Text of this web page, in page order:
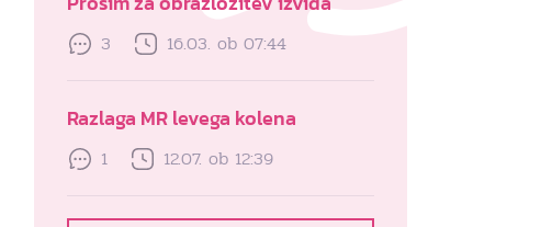
3 16.03. ob 07:44
Razlaga MR levega kolena
1 12.07. ob 12:39